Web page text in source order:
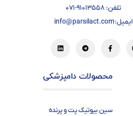
تلفن: ۹۱۰۱۳۵۵۸-۰۷۱
ایمیل: info@parsilact.com
محصولات دامپزشکی
سین بیوتیک پت و پرنده